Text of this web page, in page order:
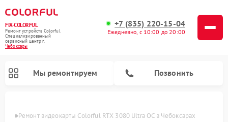
FIX-COLORFUL
Ремонт устройств Colorful
Специализированный
cервисный центр г.
Чебоксары
+7 (835) 220-15-04
Ежедневно, с 10:00 до 20:00
Мы ремонтируем Позвонить
Ремонт видеокарты Colorful RTX 3080 Ultra OC в Чебоксарах